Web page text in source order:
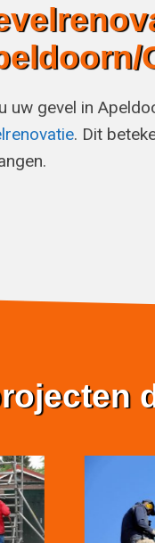
uw gevel in
. Dit